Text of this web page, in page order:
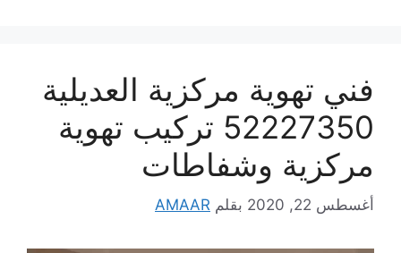
فني تهوية مركزية العديلية
52227350 تركيب تهوية
مركزية وشفاطات
أغسطس 22, 2020 بقلم AMAAR